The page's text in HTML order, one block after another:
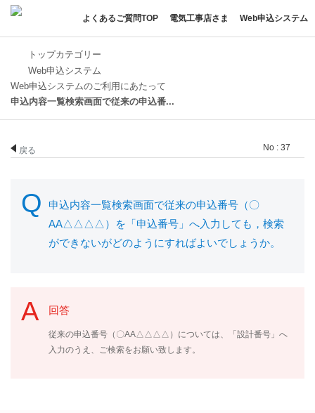
よくあるご質問TOP 電気工事店さま Web申込システム
トップカテゴリー
Web申込システム
Web申込システムのご利用にあたって
申込内容一覧検索画面で従来の申込番...
戻る No : 37
申込内容一覧検索画面で従来の申込番号（〇
AA△△△△）を「申込番号」へ入力しても，検索
ができないがどのようにすればよいでしょうか。
回答
従来の申込番号（〇AA△△△△）については、「設計番号」へ
入力のうえ、ご検索をお願い致します。